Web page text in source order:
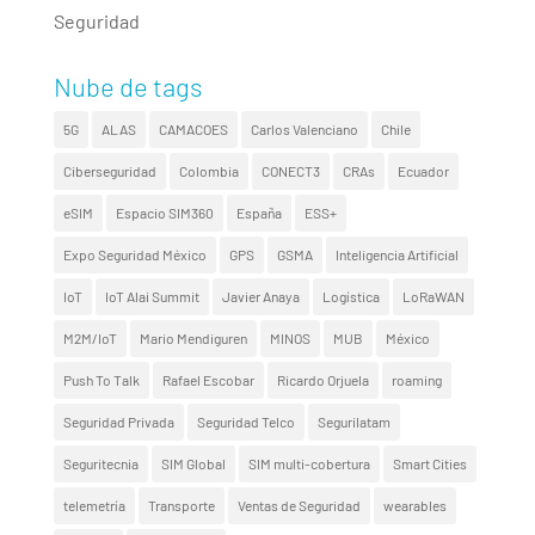
Seguridad
Nube de tags
5G ALAS CAMACOES Carlos Valenciano Chile
Ciberseguridad Colombia CONECT3 CRAs Ecuador
eSIM Espacio SIM360 España ESS+
Expo Seguridad México GPS GSMA Inteligencia Artificial
IoT IoT Alai Summit Javier Anaya Logística LoRaWAN
M2M/IoT Mario Mendiguren MINOS MUB México
Push To Talk Rafael Escobar Ricardo Orjuela roaming
Seguridad Privada Seguridad Telco Segurilatam
Seguritecnia SIM Global SIM multi-cobertura Smart Cities
telemetría Transporte Ventas de Seguridad wearables